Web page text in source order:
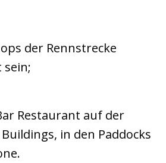
der Rennstrecke
sein;
Restaurant auf der
in den Paddocks